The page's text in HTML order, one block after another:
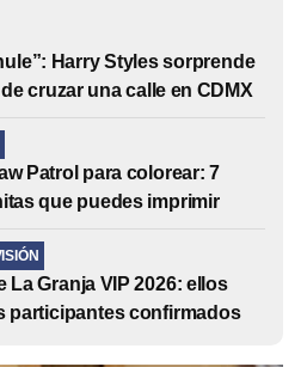
Harry Styles sorprende
cruzar una calle en CDMX
Patrol para colorear: 7
que puedes imprimir
La Granja VIP 2026: ellos
participantes confirmados